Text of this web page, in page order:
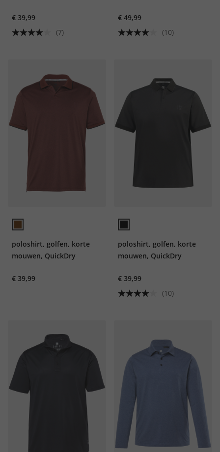
€ 39,99
(7)
€ 49,99
(10)
poloshirt, golfen, korte
mouwen, QuickDry
€ 39,99
poloshirt, golfen, korte
mouwen, QuickDry
€ 39,99
(10)